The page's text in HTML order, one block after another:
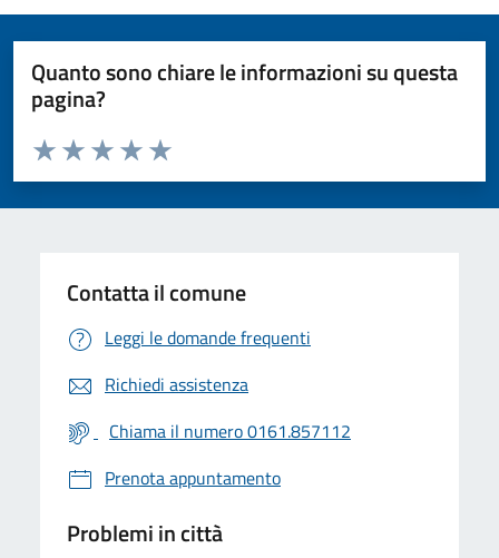
Quanto sono chiare le informazioni su questa
pagina?
Valuta da 1 a 5 stelle la pagina
Valuta 5 stelle su 5
Valuta 4 stelle su 5
Valuta 3 stelle su 5
Valuta 2 stelle su 5
Valuta 1 stelle su 5
Contatta il comune
Leggi le domande frequenti
Richiedi assistenza
Chiama il numero 0161.857112
Prenota appuntamento
Problemi in città